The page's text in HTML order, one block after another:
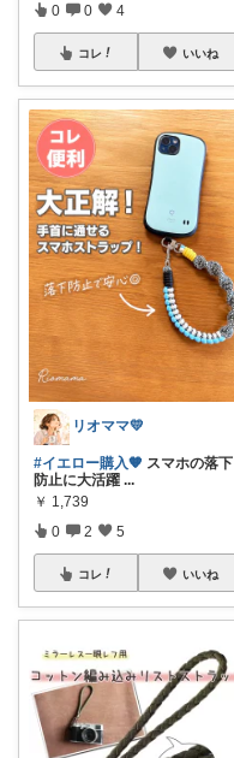
0 0 4
コレ いいね
リオママ💛
#イエロー購入🧡 スマホの落下
防止に大活躍 ...
￥ 1,739
0 2 5
コレ いいね